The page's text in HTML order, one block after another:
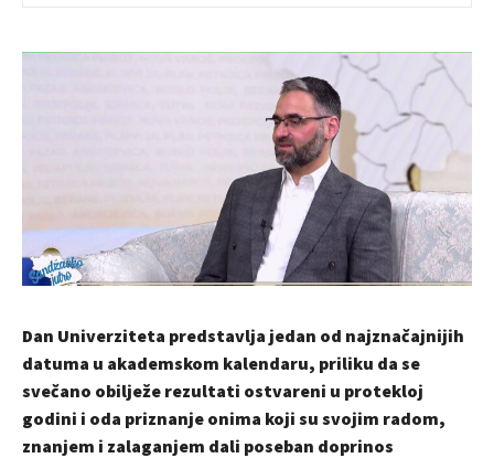
Dan Univerziteta predstavlja jedan od najznačajnijih
datuma u akademskom kalendaru, priliku da se
svečano obilježe rezultati ostvareni u protekloj
godini i oda priznanje onima koji su svojim radom,
znanjem i zalaganjem dali poseban doprinos